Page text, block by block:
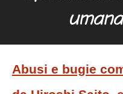
Abusi e bugie